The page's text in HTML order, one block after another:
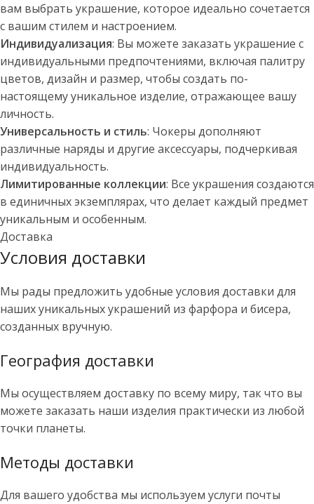
вам выбрать украшение, которое идеально сочетается
с вашим стилем и настроением.
Индивидуализация: Вы можете заказать украшение с
индивидуальными предпочтениями, включая палитру
цветов, дизайн и размер, чтобы создать по-
настоящему уникальное изделие, отражающее вашу
личность.
Универсальность и стиль: Чокеры дополняют
различные наряды и другие аксессуары, подчеркивая
индивидуальность.
Лимитированные коллекции: Все украшения создаются
в единичных экземплярах, что делает каждый предмет
уникальным и особенным.
Доставка
Условия доставки
Мы рады предложить удобные условия доставки для
наших уникальных украшений из фарфора и бисера,
созданных вручную.
География доставки
Мы осуществляем доставку по всему миру, так что вы
можете заказать наши изделия практически из любой
точки планеты.
Методы доставки
Для вашего удобства мы используем услуги почты